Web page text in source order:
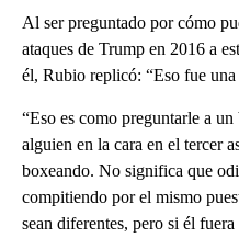
Al ser preguntado por cómo
ataques de Trump en 2016 a
él, Rubio replicó: “Eso fue una
“Eso es como preguntarle a
alguien en la cara en el tercer
boxeando. No significa que
compitiendo por el mismo
sean diferentes, pero si él